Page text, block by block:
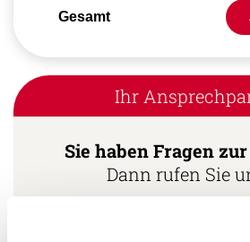
Gesamt
Ihr
Sie haben Fragen
Dann rufen Sie